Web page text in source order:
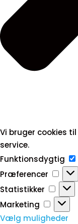
Vi bruger cookies
service.
Funktionsdygtig
Præferencer
Statistikker
Marketing
Vælg muligheder